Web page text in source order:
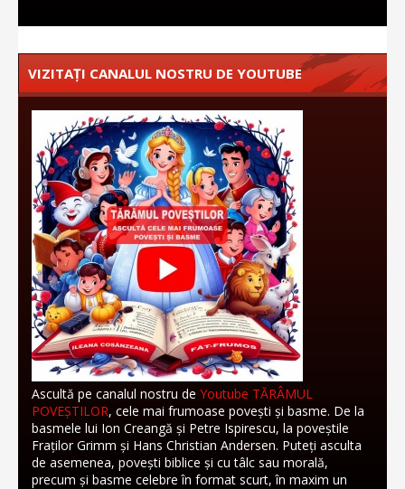
VIZITAȚI CANALUL NOSTRU DE YOUTUBE
Ascultă pe canalul nostru de Youtube TĂRÂMUL
POVEȘTILOR, cele mai frumoase povești și basme. De la
basmele lui Ion Creangă și Petre Ispirescu, la poveștile
Fraților Grimm și Hans Christian Andersen. Puteți asculta
de asemenea, povești biblice și cu tâlc sau morală,
precum și basme celebre în format scurt, în maxim un